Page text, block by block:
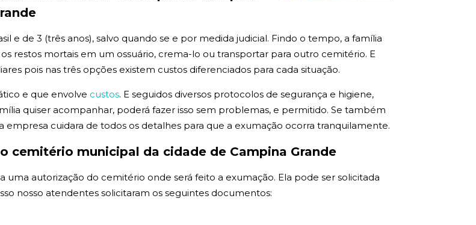
e de 3 (três anos), salvo quando se e por medida judicial. Findo o tempo, a família
restos mortais em um ossuário, crema-lo ou transportar para outro cemitério. E
pois nas três opções existem custos diferenciados para cada situação.
e que envolve custos. E seguidos diversos protocolos de segurança e higiene,
quiser acompanhar, poderá fazer isso sem problemas, e permitido. Se também
empresa cuidara de todos os detalhes para que a exumação ocorra tranquilamente.
cemitério municipal da cidade de Campina Grande
uma autorização do cemitério onde será feito a exumação. Ela pode ser solicitada
nosso atendentes solicitaram os seguintes documentos: